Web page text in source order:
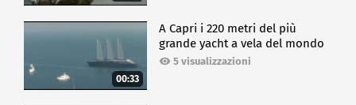
00:33
A Capri i 220 metri del più
grande yacht a vela del mondo
5 visualizzazioni